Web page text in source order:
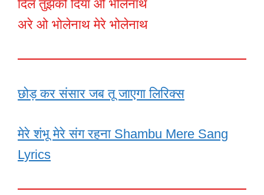
दिल तुझको दिया ओ भोलेनाथ
अरे ओ भोलेनाथ मेरे भोलेनाथ
छोड़ कर संसार जब तू जाएगा लिरिक्स
मेरे शंभू मेरे संग रहना Shambu Mere Sang
Lyrics